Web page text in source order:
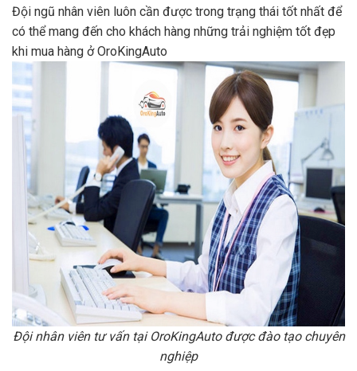
Đội ngũ nhân viên luôn cần được trong trạng thái tốt nhất để
có thể mang đến cho khách hàng những trải nghiệm tốt đẹp
khi mua hàng ở OroKingAuto
Đội nhân viên tư vấn tại OroKingAuto được đào tạo chuyên
nghiệp